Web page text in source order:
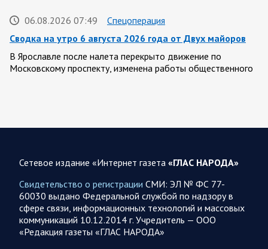
06.08.2026 07:49
Спецоперация
Сводка на утро 6 августа 2026 года от Двух майоров
В Ярославле после налета перекрыто движение по
Московскому проспекту, изменена работы общественного
5 августа группировка войск «Север» продолжила создание
Черниговской области в районе…
05 АВГУСТА
Сетевое издание «Интернет газета «ГЛАС НАРОДА»
Свидетельство о регистрации СМИ: ЭЛ № ФС 77-
60030 выдано Федеральной службой по надзору в
сфере связи, информационных технологий и массовых
коммуникаций 10.12.2014 г. Учредитель — ООО
«Редакция газеты «ГЛАС НАРОДА»